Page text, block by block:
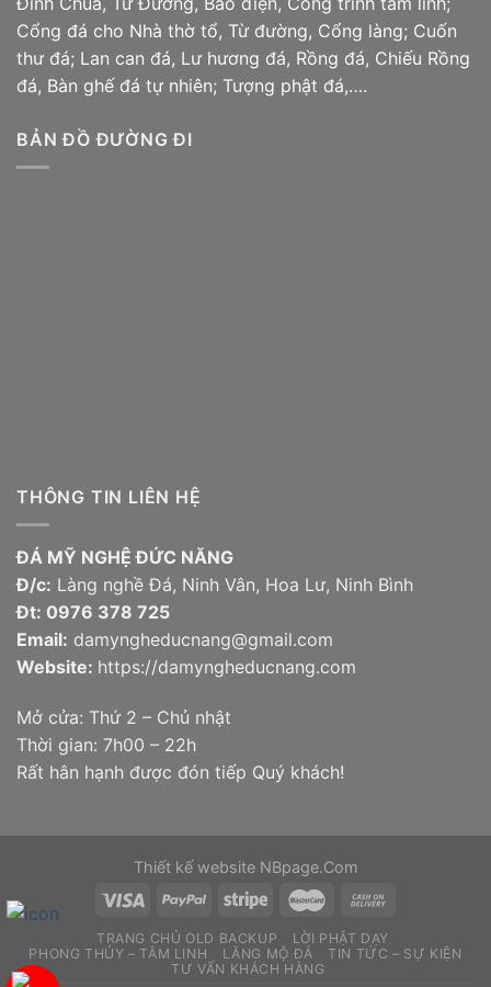
Cổng đá cho Nhà thờ tổ, Từ đường, Cổng làng; Cuốn
thư đá; Lan can đá, Lư hương đá, Rồng đá, Chiếu Rồng
đá, Bàn ghế đá tự nhiên; Tượng phật đá,….
BẢN ĐỒ ĐƯỜNG ĐI
THÔNG TIN LIÊN HỆ
ĐÁ MỸ NGHỆ ĐỨC NĂNG
Đ/c: Làng nghề Đá, Ninh Vân, Hoa Lư, Ninh Bình
Đt: 0976 378 725
Email: damyngheducnang@gmail.com
Website: https://damyngheducnang.com
Mở cửa: Thứ 2 – Chủ nhật
Thời gian: 7h00 – 22h
Rất hân hạnh được đón tiếp Quý khách!
Thiết kế websiteNBpage.Com
TRANG CHỦ OLD BACKUP
LỜI PHẬT DẠY
PHONG THỦY – TÂM LINH
LĂNG MỘ ĐÁ
TIN TỨC – SỰ KIỆN
TƯ VẤN KHÁCH HÀNG